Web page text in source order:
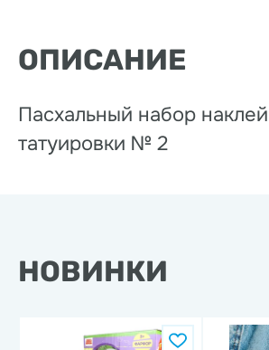
ОПИСАНИЕ
Пасхальный набор
татуировки № 2
НОВИНКИ